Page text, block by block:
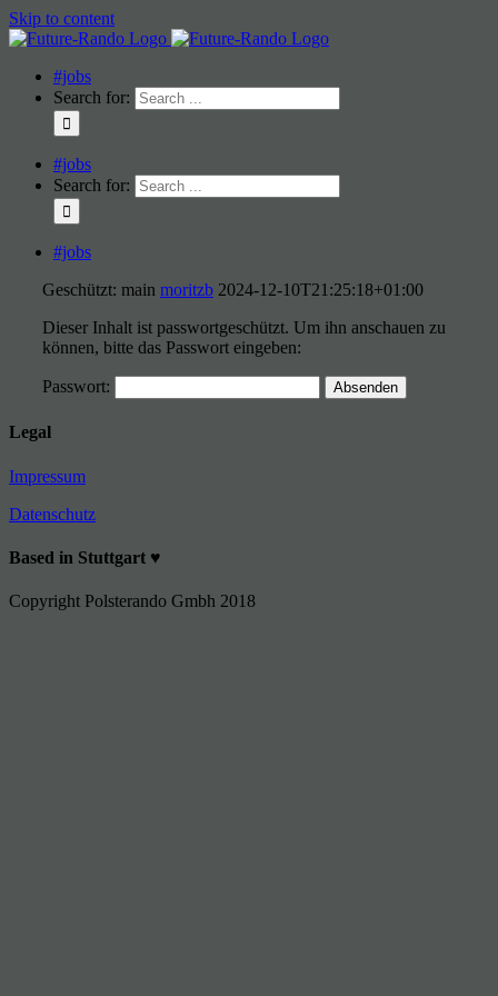
Skip to content
#jobs
Search for:
#jobs
Search for:
#jobs
Geschützt: main moritzb 2024-12-10T21:25:18+01:00
Dieser Inhalt ist passwortgeschützt. Um ihn anschauen zu
können, bitte das Passwort eingeben:
Passwort:
Legal
Impressum
Datenschutz
Based in Stuttgart ♥
Copyright Polsterando Gmbh 2018